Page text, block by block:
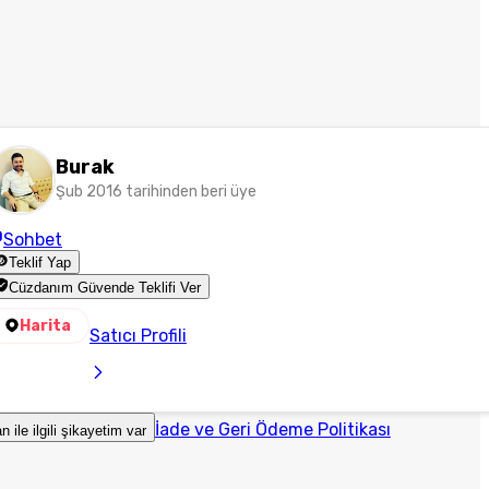
Burak
Şub 2016 tarihinden beri üye
Sohbet
Teklif Yap
Cüzdanım Güvende Teklifi Ver
Harita Satıcı Profili
ile ilgili şikayetim var İade ve Geri Ödeme Politikası